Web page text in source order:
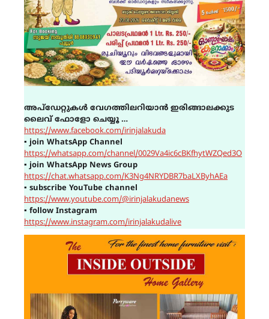
അപ്ഡേറ്റുകൾ വേഗത്തിലറിയാൻ ഇരിങ്ങാലക്കുട
ലൈവ് ഫോളോ ചെയ്യൂ …
https://www.facebook.com/irinjalakuda
▪ join WhatsApp Channel
https://whatsapp.com/channel/0029Va4ic6cBKfhytWZQed3O
▪ join WhatsApp News Group
https://chat.whatsapp.com/K3Ng4NRYDBR7baLXByhAEa
▪ subscribe YouTube channel
https://www.youtube.com/@irinjalakudanews
▪ follow Instagram
https://www.instagram.com/irinjalakudalive